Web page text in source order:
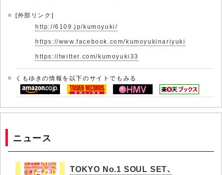
[外部リンク]
http://6109.jp/kumoyuki/
https://www.facebook.com/kumoyukinariyuki
https://twitter.com/kumoyuki33
くもゆきの情報を以下のサイトでもみる
ニュース
TOKYO No.1 SOUL SET、